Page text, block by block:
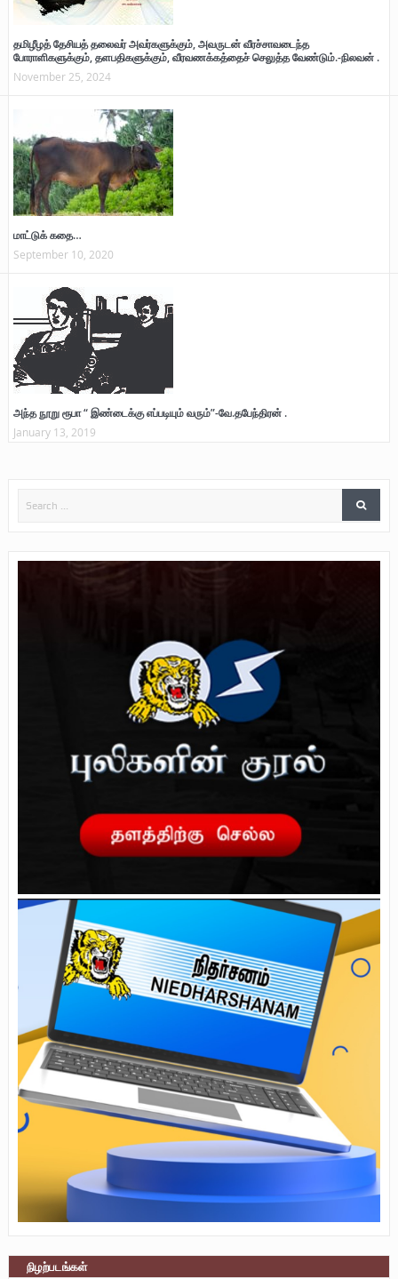
தமிழீழத் தேசியத் தலைவர் அவர்களுக்கும், அவருடன் வீரச்சாவடைந்த
போராளிகளுக்கும், தளபதிகளுக்கும், வீரவணக்கத்தைச் செலுத்த வேண்டும்.-நிலவன் .
November 25, 2024
மாட்டுக் கதை…
September 10, 2020
அந்த நூறு ரூபா “ இண்டைக்கு எப்படியும் வரும்”-வே.தபேந்திரன் .
January 13, 2019
நிழற்படங்கள்